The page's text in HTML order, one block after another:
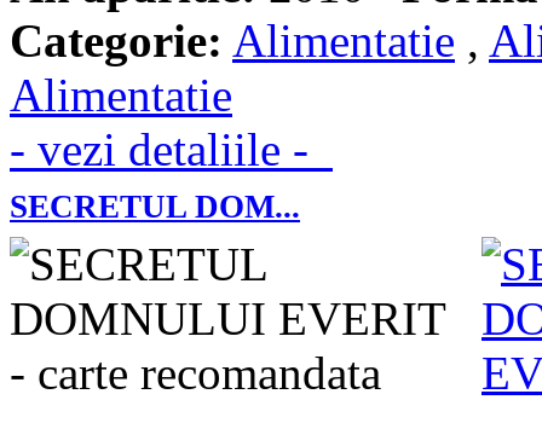
Categorie: Alimentatie ,
Alimentatie
- vezi detaliile -
SECRETUL DOM...